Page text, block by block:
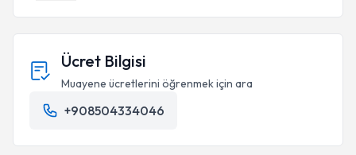
Ücret Bilgisi
Muayene ücretlerini öğrenmek için ara
+908504334046